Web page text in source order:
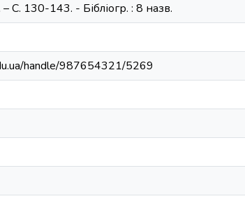
130-143. - Бібліогр. : 8 назв.
handle/987654321/5269